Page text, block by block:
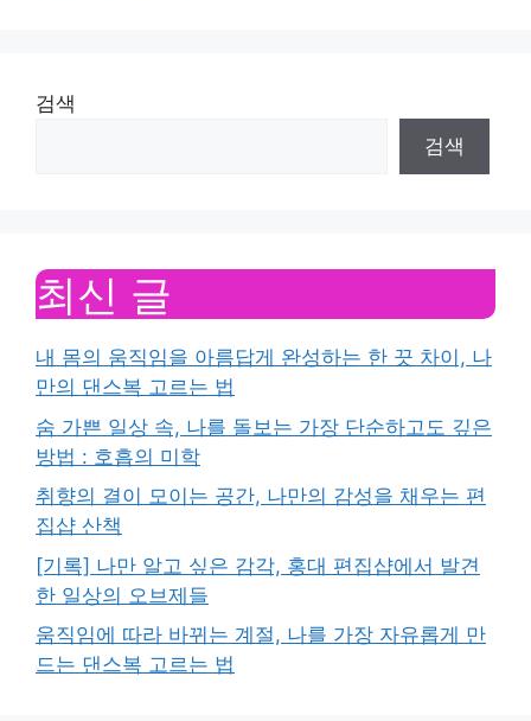
검색
검색
최신 글
내 몸의 움직임을 아름답게 완성하는 한 끗 차이, 나
만의 댄스복 고르는 법
숨 가쁜 일상 속, 나를 돌보는 가장 단순하고도 깊은
방법 : 호흡의 미학
취향의 결이 모이는 공간, 나만의 감성을 채우는 편
집샵 산책
[기록] 나만 알고 싶은 감각, 홍대 편집샵에서 발견
한 일상의 오브제들
움직임에 따라 바뀌는 계절, 나를 가장 자유롭게 만
드는 댄스복 고르는 법